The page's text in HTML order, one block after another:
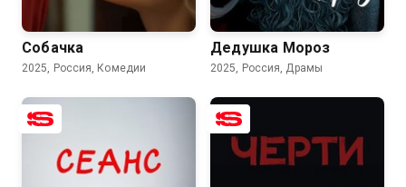
Собачка
2025, Россия, Комедии
Дедушка Мороз
2025, Россия, Драмы